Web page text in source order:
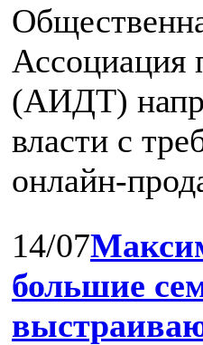
Ассоциация
(АИДТ)
власти с
14/07
большие